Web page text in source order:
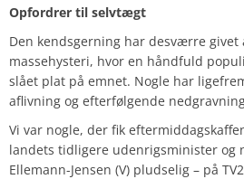
Opfordrer til selvtægt
Den kendsgerning har desværre
massehysteri, hvor en håndfuld
slået plat på emnet. Nogle har
aflivning og efterfølgende
Vi var nogle, der fik
landets tidligere udenrigsminister og
Ellemann-Jensen (V) pludselig – på